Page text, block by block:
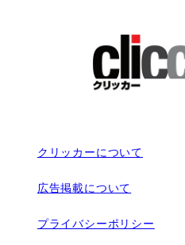
クリッカーについて
広告掲載について
プライバシーポリシー